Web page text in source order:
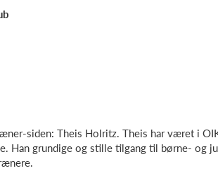
siden: Theis Holritz. Theis har været i
Han grundige og stille tilgang til børne- og